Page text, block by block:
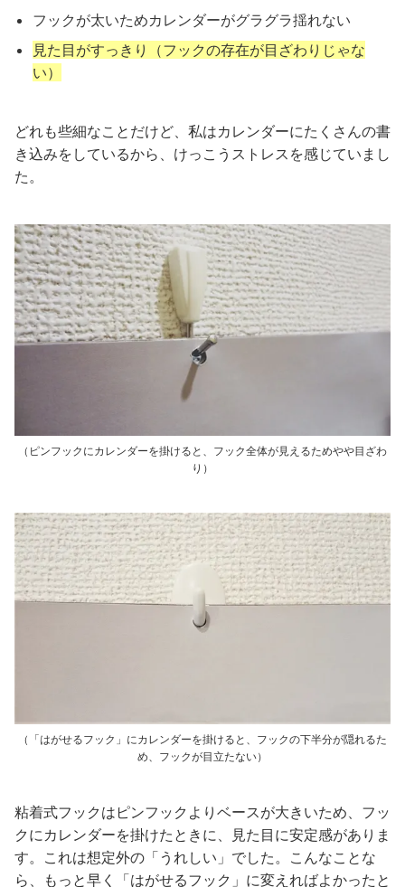
フックが太いためカレンダーがグラグラ揺れない
見た目がすっきり（フックの存在が目ざわりじゃな
い）
どれも些細なことだけど、私はカレンダーにたくさんの書
き込みをしているから、けっこうストレスを感じていまし
た。
（ピンフックにカレンダーを掛けると、フック全体が見えるためやや目ざわ
り）
（「はがせるフック」にカレンダーを掛けると、フックの下半分が隠れるた
め、フックが目立たない）
粘着式フックはピンフックよりベースが大きいため、フッ
クにカレンダーを掛けたときに、見た目に安定感がありま
す。これは想定外の「うれしい」でした。こんなことな
ら、もっと早く「はがせるフック」に変えればよかったと